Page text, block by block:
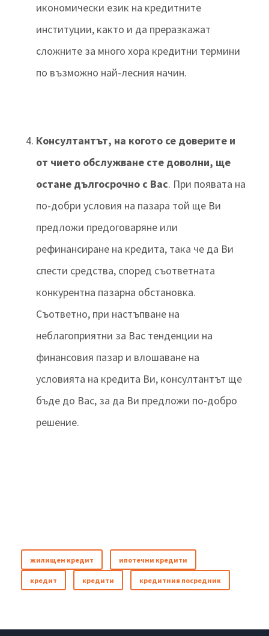
икономически език на кредитните
институции, както и да преразкажат
сложните за много хора кредитни термини
по възможно най-лесния начин.
Консултантът, на когото се доверите и
от чието обслужване сте доволни, ще
остане дългосрочно с Вас. При появата на
по-добри условия на пазара той ще Ви
предложи предоговаряне или
рефинансиране на кредита, така че да Ви
спести средства, според съответната
конкурентна пазарна обстановка.
Съответно, при настъпване на
неблагоприятни за Вас тенденции на
финансовия пазар и влошаване на
условията на кредита Ви, консултантът ще
бъде до Вас, за да Ви предложи по-добро
решение.
жилищен кредит ипотечни кредити
кредит кредити кредитния посредник